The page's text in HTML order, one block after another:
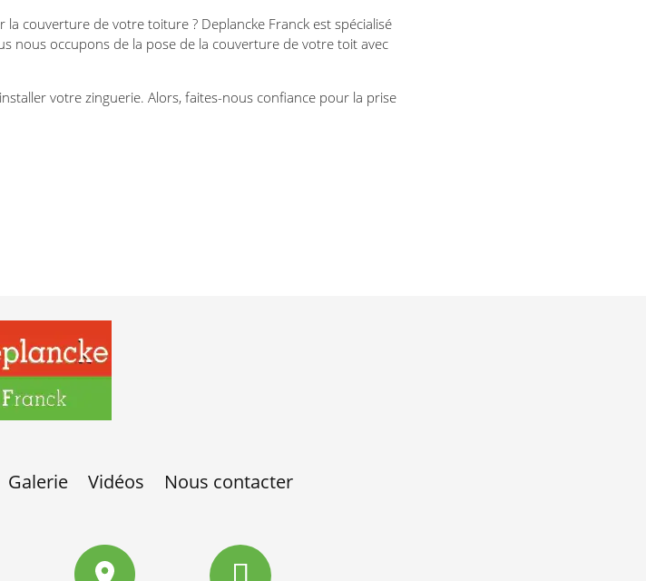
couverture de votre toiture ? Deplancke Franck est spécialisé
nous occupons de la pose de la couverture de votre toit avec
votre zinguerie. Alors, faites-nous confiance pour la prise
Galerie Vidéos Nous contacter